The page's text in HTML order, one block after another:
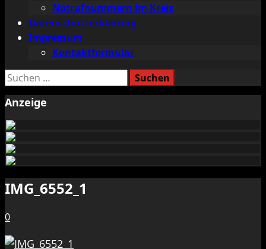
Notrufnummern im Kreis
Datenschutzerklärung
Impressum
Kontaktformular
Suchen
Anzeige
IMG_6552_1
0